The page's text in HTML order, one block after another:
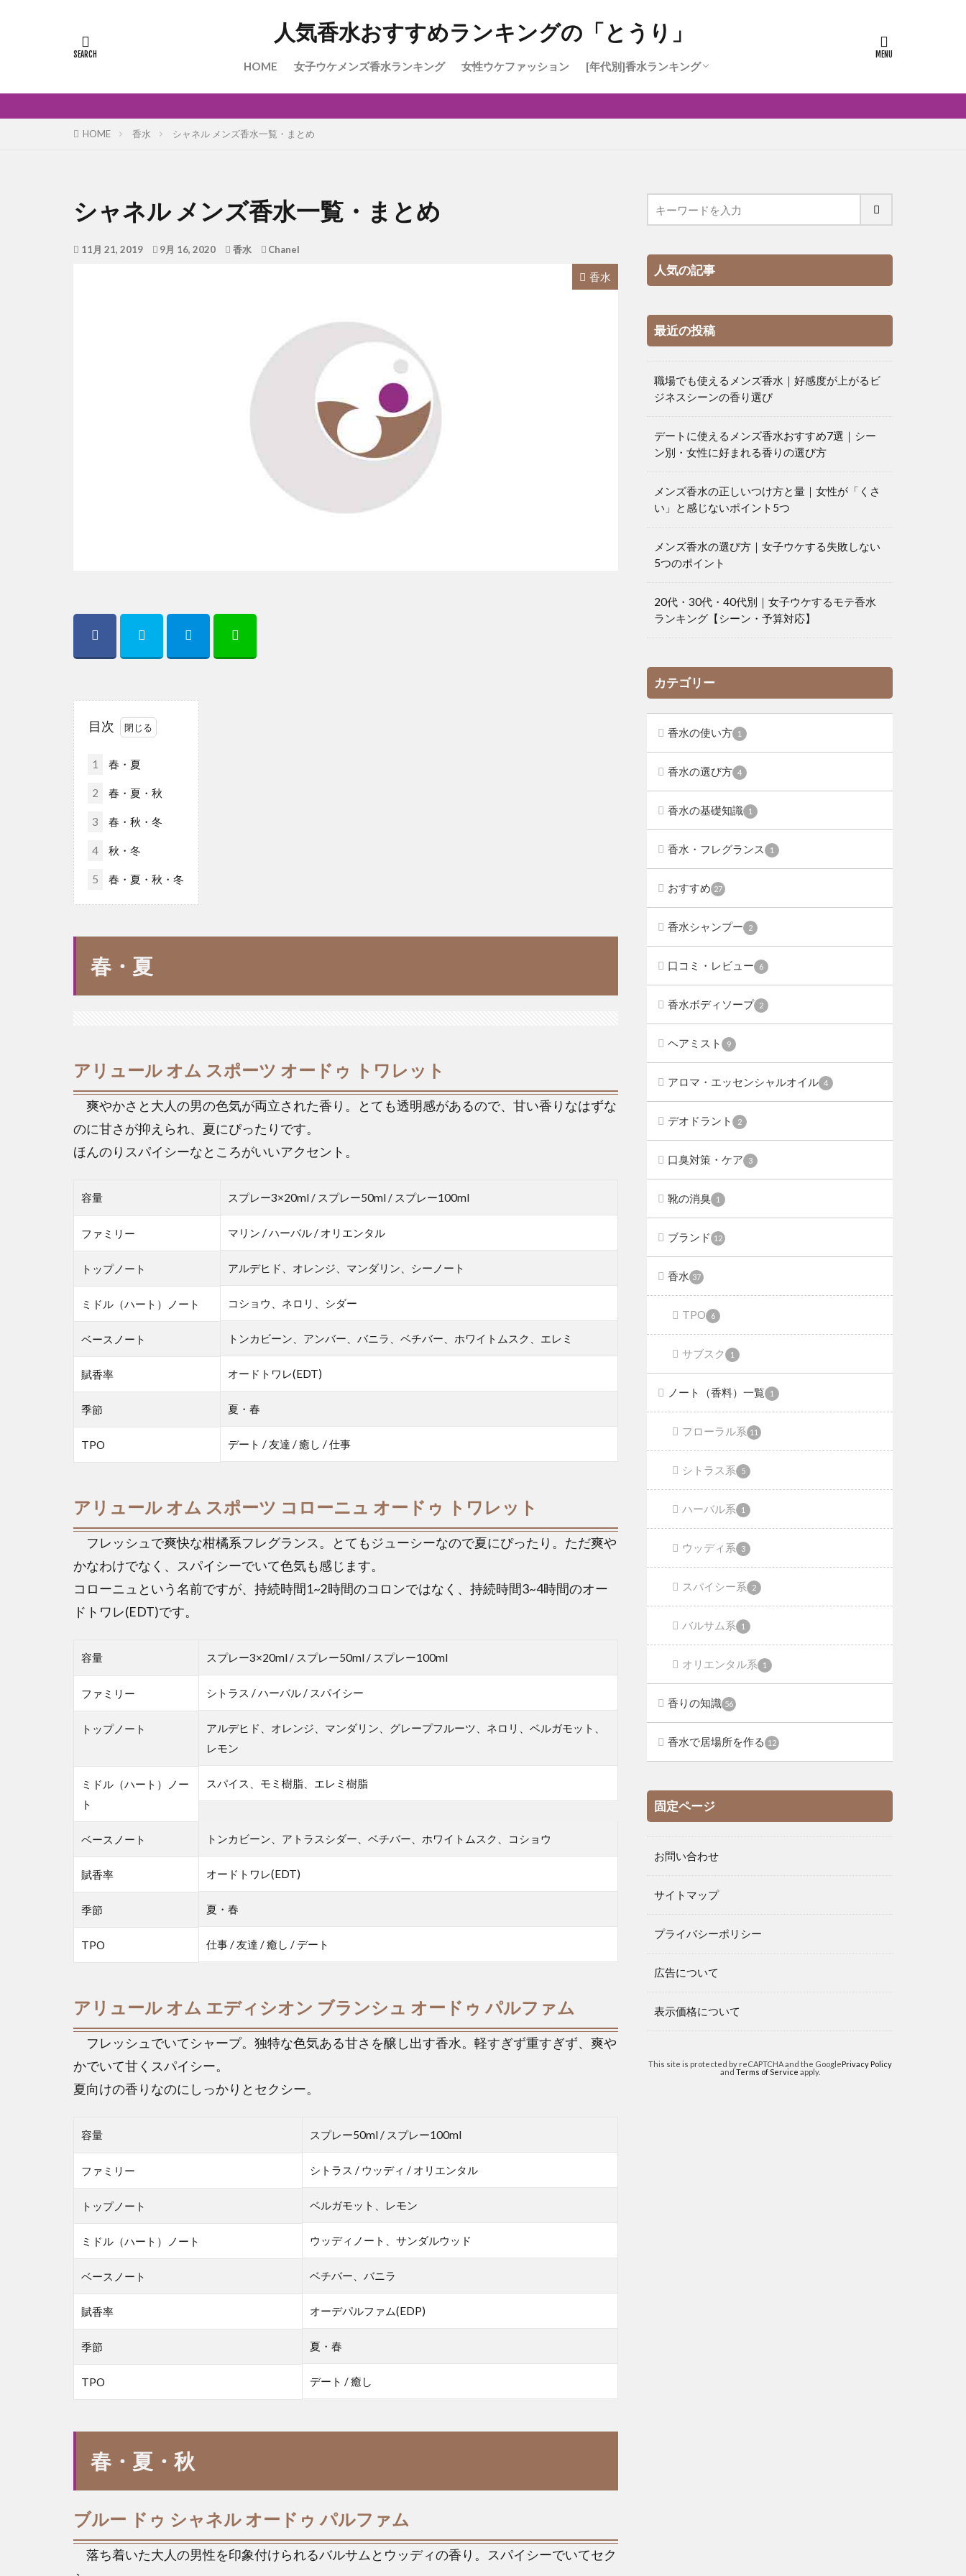
人気香水おすすめランキングの「とうり」
HOME 女子ウケメンズ香水ランキング 女性ウケファッション [年代別]香水ランキング
HOME 香水 シャネル メンズ香水一覧・まとめ
シャネル メンズ香水一覧・まとめ
11月 21, 2019 9月 16, 2020 香水 Chanel
香水
目次
1 春・夏
2 春・夏・秋
3 春・秋・冬
4 秋・冬
5 春・夏・秋・冬
春・夏
アリュール オム スポーツ オードゥ トワレット
爽やかさと大人の男の色気が両立された香り。とても透明感があるので、甘い香りなはずな
のに甘さが抑えられ、夏にぴったりです。
ほんのりスパイシーなところがいいアクセント。
容量 スプレー3×20ml / スプレー50ml / スプレー100ml
ファミリー マリン / ハーバル / オリエンタル
トップノート アルデヒド、オレンジ、マンダリン、シーノート
ミドル（ハート）ノート コショウ、ネロリ、シダー
ベースノート トンカビーン、アンバー、バニラ、ベチバー、ホワイトムスク、エレミ
賦香率 オードトワレ(EDT)
季節 夏・春
TPO デート / 友達 / 癒し / 仕事
アリュール オム スポーツ コローニュ オードゥ トワレット
フレッシュで爽快な柑橘系フレグランス。とてもジューシーなので夏にぴったり。ただ爽や
かなわけでなく、スパイシーでいて色気も感じます。
コローニュという名前ですが、持続時間1~2時間のコロンではなく、持続時間3~4時間のオー
ドトワレ(EDT)です。
容量 スプレー3×20ml / スプレー50ml / スプレー100ml
ファミリー シトラス / ハーバル / スパイシー
トップノート
アルデヒド、オレンジ、マンダリン、グレープフルーツ、ネロリ、ベルガモット、
レモン
ミドル（ハート）ノー
ト
スパイス、モミ樹脂、エレミ樹脂
ベースノート トンカビーン、アトラスシダー、ベチバー、ホワイトムスク、コショウ
賦香率 オードトワレ(EDT)
季節 夏・春
TPO 仕事 / 友達 / 癒し / デート
アリュール オム エディシオン ブランシュ オードゥ パルファム
フレッシュでいてシャープ。独特な色気ある甘さを醸し出す香水。軽すぎず重すぎず、爽や
かでいて甘くスパイシー。
夏向けの香りなのにしっかりとセクシー。
容量 スプレー50ml / スプレー100ml
ファミリー シトラス / ウッディ / オリエンタル
トップノート ベルガモット、レモン
ミドル（ハート）ノート ウッディノート、サンダルウッド
ベースノート ベチバー、バニラ
賦香率 オーデパルファム(EDP)
季節 夏・春
TPO デート / 癒し
春・夏・秋
ブルー ドゥ シャネル オードゥ パルファム
落ち着いた大人の男性を印象付けられるバルサムとウッディの香り。スパイシーでいてセク
人気の記事
最近の投稿
職場でも使えるメンズ香水｜好感度が上がるビ
ジネスシーンの香り選び
デートに使えるメンズ香水おすすめ7選｜シー
ン別・女性に好まれる香りの選び方
メンズ香水の正しいつけ方と量｜女性が「くさ
い」と感じないポイント5つ
メンズ香水の選び方｜女子ウケする失敗しない
5つのポイント
20代・30代・40代別｜女子ウケするモテ香水
ランキング【シーン・予算対応】
カテゴリー
香水の使い方 1
香水の選び方 4
香水の基礎知識 1
香水・フレグランス 1
おすすめ 27
香水シャンプー 2
口コミ・レビュー 6
香水ボディソープ 2
ヘアミスト 9
アロマ・エッセンシャルオイル 4
デオドラント 2
口臭対策・ケア 3
靴の消臭 1
ブランド 12
香水 37
TPO 6
サブスク 1
ノート（香料）一覧 1
フローラル系 11
シトラス系 5
ハーバル系 1
ウッディ系 3
スパイシー系 2
バルサム系 1
オリエンタル系 1
香りの知識 56
香水で居場所を作る 12
固定ページ
お問い合わせ
サイトマップ
プライバシーポリシー
広告について
表示価格について
This site is protected by reCAPTCHA and the GooglePrivacy Policy
and Terms of Service apply.